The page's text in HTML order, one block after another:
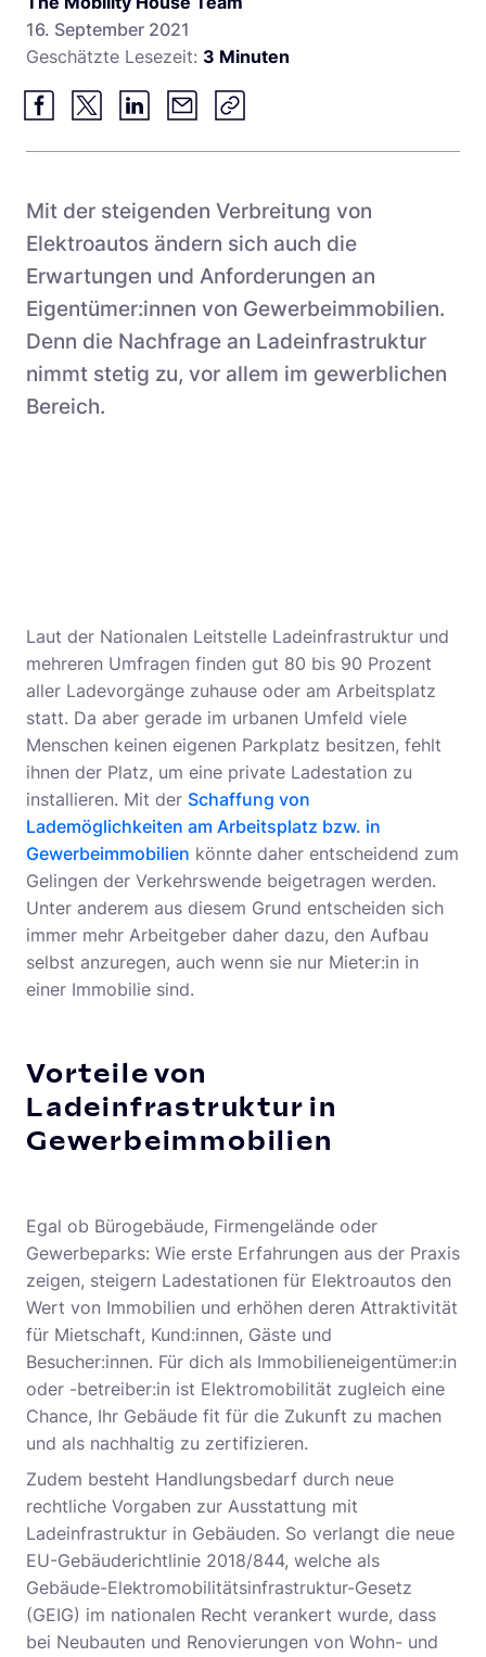
Stadtwerke und Energieversorger
Busflotten
Betreiber
Fachplaner:innen
Betrieb und Monitoring
Product Updates
16. September 2021
Geschätzte Lesezeit: 3 Minuten
Mit der steigenden Verbreitung von
Elektroautos ändern sich auch die
Erwartungen und Anforderungen an
Eigentümer:innen von Gewerbeimmobilien.
Denn die Nachfrage an Ladeinfrastruktur
nimmt stetig zu, vor allem im gewerblichen
Bereich.
Laut der Nationalen Leitstelle Ladeinfrastruktur und
mehreren Umfragen finden gut 80 bis 90 Prozent
aller Ladevorgänge zuhause oder am Arbeitsplatz
statt. Da aber gerade im urbanen Umfeld viele
Menschen keinen eigenen Parkplatz besitzen, fehlt
ihnen der Platz, um eine private Ladestation zu
installieren. Mit der Schaffung von
Lademöglichkeiten am Arbeitsplatz bzw. in
Gewerbeimmobilien könnte daher entscheidend zum
Gelingen der Verkehrswende beigetragen werden.
Unter anderem aus diesem Grund entscheiden sich
immer mehr Arbeitgeber daher dazu, den Aufbau
selbst anzuregen, auch wenn sie nur Mieter:in in
einer Immobilie sind.
Vorteile von
Ladeinfrastruktur in
Gewerbeimmobilien
Egal ob Bürogebäude, Firmengelände oder
Gewerbeparks: Wie erste Erfahrungen aus der Praxis
zeigen, steigern Ladestationen für Elektroautos den
Wert von Immobilien und erhöhen deren Attraktivität
für Mietschaft, Kund:innen, Gäste und
Besucher:innen. Für dich als Immobilieneigentümer:in
oder -betreiber:in ist Elektromobilität zugleich eine
Chance, Ihr Gebäude fit für die Zukunft zu machen
und als nachhaltig zu zertifizieren.
Zudem besteht Handlungsbedarf durch neue
rechtliche Vorgaben zur Ausstattung mit
Ladeinfrastruktur in Gebäuden. So verlangt die neue
EU-Gebäuderichtlinie 2018/844, welche als
Gebäude-Elektromobilitätsinfrastruktur-Gesetz
(GEIG) im nationalen Recht verankert wurde, dass
bei Neubauten und Renovierungen von Wohn- und